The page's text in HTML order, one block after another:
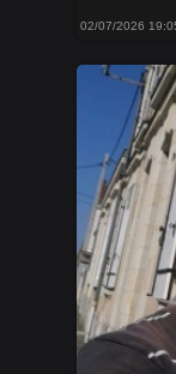
02/07/2026